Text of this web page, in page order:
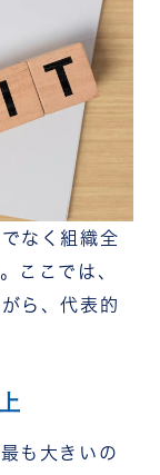
なく組織全
ここでは、
ら、代表的
も大きいの